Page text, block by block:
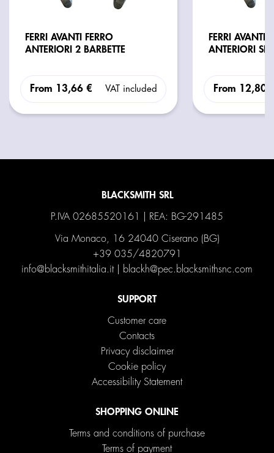
FERRI AVANTI FERRO
ANTERIORI 2 BARBETTE
From 13,66 € VAT included
FERRI AVANTI
ANTERIORI
From 12,80
BLACKSMITH SRL
P.IVA 02685520161 | REA: BG-291485
Via Monaco, 16 24040 Ciserano (BG)
+39 035/4820791
info@blacksmithitalia.it| blackh@pec.blacksmithsnc.com
SUPPORT
Customer care
Contacts
Privacy disclaimer
Cookie policy
Accessibility Statement
SHOPPING ONLINE
Terms and conditions of purchase
Terms of payment